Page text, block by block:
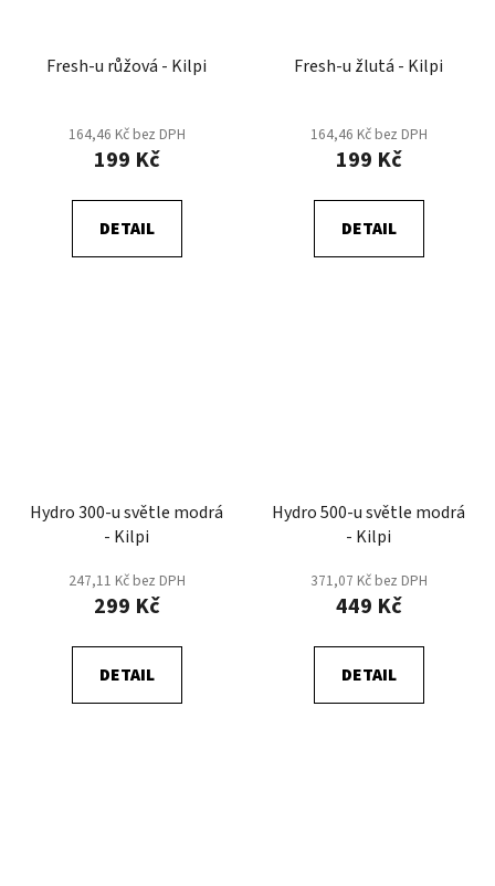
Fresh-u růžová - Kilpi
164,46 Kč bez DPH
199 Kč
DETAIL
Fresh-u žlutá - Kilpi
164,46 Kč bez DPH
199 Kč
DETAIL
Hydro 300-u světle modrá
- Kilpi
247,11 Kč bez DPH
299 Kč
DETAIL
Hydro 500-u světle modrá
- Kilpi
371,07 Kč bez DPH
449 Kč
DETAIL